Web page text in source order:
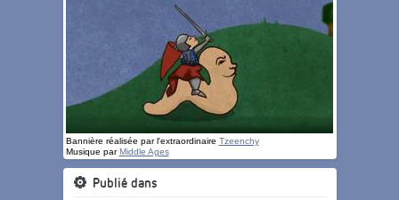
Bannière réalisée par l'extraordinaire Tzeenchy
Musique parMiddle Ages
Publié dans